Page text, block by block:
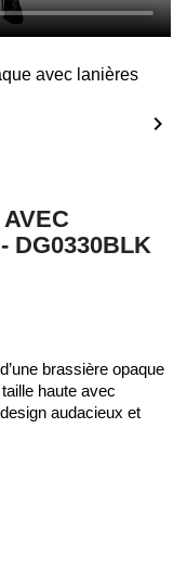

DG0330BLK
brassière opaque
haute avec
audacieux et